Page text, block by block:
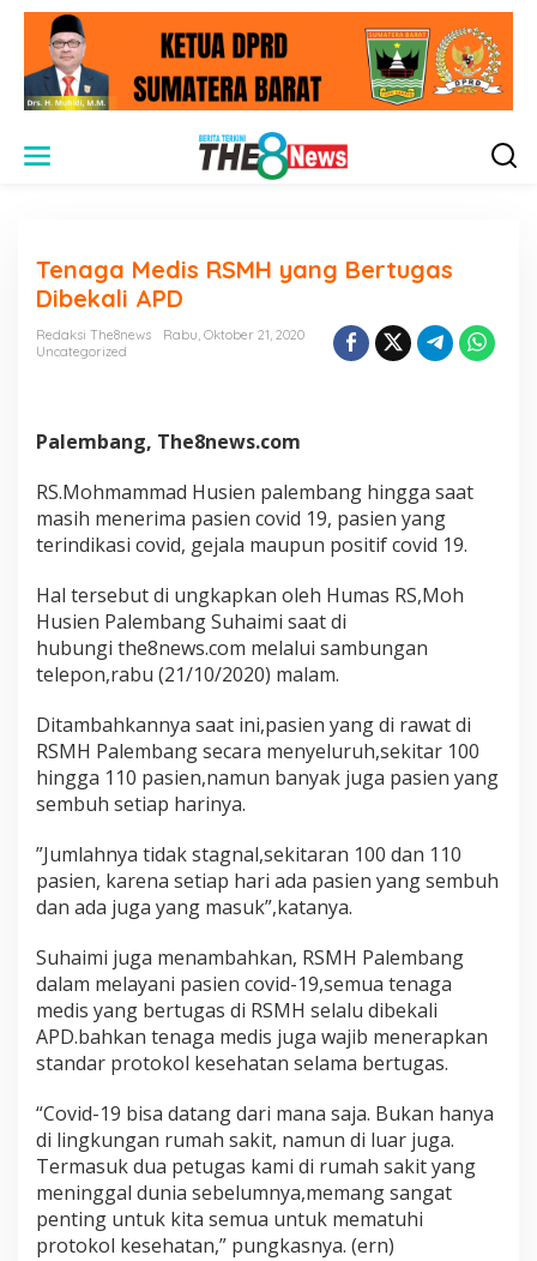
Tenaga Medis RSMH yang Bertugas
Dibekali APD
Redaksi The8news
Rabu, Oktober 21, 2020
Uncategorized
Palembang, The8news.com
RS.Mohmammad Husien palembang hingga saat
masih menerima pasien covid 19, pasien yang
terindikasi covid, gejala maupun positif covid 19.
Hal tersebut di ungkapkan oleh Humas RS,Moh
Husien Palembang Suhaimi saat di
hubungi the8news.com melalui sambungan
telepon,rabu (21/10/2020) malam.
Ditambahkannya saat ini,pasien yang di rawat di
RSMH Palembang secara menyeluruh,sekitar 100
hingga 110 pasien,namun banyak juga pasien yang
sembuh setiap harinya.
”Jumlahnya tidak stagnal,sekitaran 100 dan 110
pasien, karena setiap hari ada pasien yang sembuh
dan ada juga yang masuk”,katanya.
Suhaimi juga menambahkan, RSMH Palembang
dalam melayani pasien covid-19,semua tenaga
medis yang bertugas di RSMH selalu dibekali
APD.bahkan tenaga medis juga wajib menerapkan
standar protokol kesehatan selama bertugas.
“Covid-19 bisa datang dari mana saja. Bukan hanya
di lingkungan rumah sakit, namun di luar juga.
Termasuk dua petugas kami di rumah sakit yang
meninggal dunia sebelumnya,memang sangat
penting untuk kita semua untuk mematuhi
protokol kesehatan,” pungkasnya. (ern)